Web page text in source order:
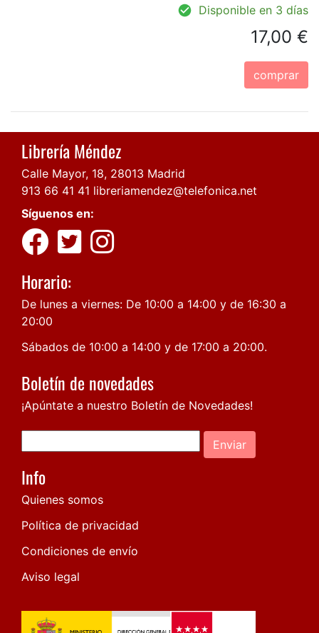
Disponible en 3 días
17,00 €
comprar
Librería Méndez
Calle Mayor, 18, 28013 Madrid
913 66 41 41 libreriamendez@telefonica.net
Síguenos en:
Horario:
De lunes a viernes: De 10:00 a 14:00 y de 16:30 a
20:00
Sábados de 10:00 a 14:00 y de 17:00 a 20:00.
Boletín de novedades
¡Apúntate a nuestro Boletín de Novedades!
Enviar
Info
Quienes somos
Política de privacidad
Condiciones de envío
Aviso legal